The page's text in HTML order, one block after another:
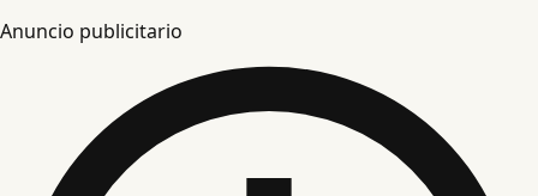
Anuncio publicitario